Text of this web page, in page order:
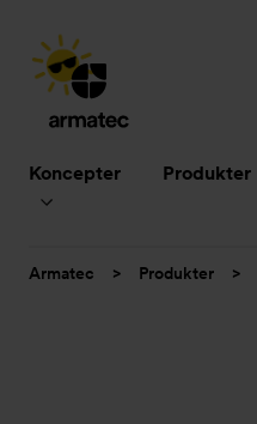
Koncepter Produkter
Du
Armatec > Produkter >